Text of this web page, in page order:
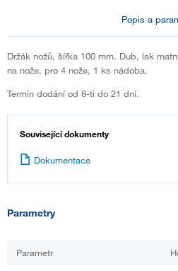
Popis a
Držák nožů, šířka 100 mm. Dub, lak
na nože, pro 4 nože, 1 ks nádoba.
Termín dodání od 8-ti do 21 dní.
Související dokumenty
Dokumentace
Parametry
Parametr